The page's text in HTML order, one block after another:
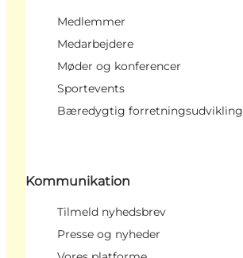
Medlemmer
Medarbejdere
Møder og konferencer
Sportevents
Bæredygtig forretningsudvikling
Kommunikation
Tilmeld nyhedsbrev
Presse og nyheder